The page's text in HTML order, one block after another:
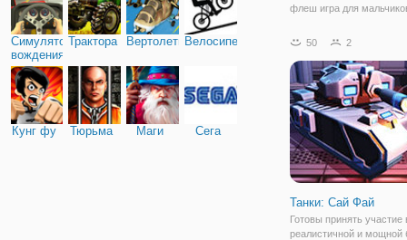
Симулятор
вождения
Трактора ВертолетыВелосипед
Кунг фу Тюрьма Маги Сега
флеш игра для
увлекательным
жанр защита башни.
заключается в том,
атаковать
50 2
Танки: Сай Фай
Готовы принять участие
реалистичной и мощной